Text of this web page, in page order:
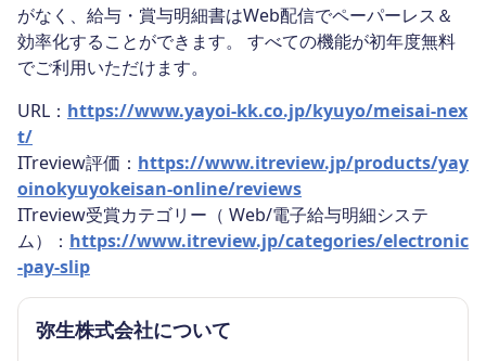
がなく、給与・賞与明細書はWeb配信でペーパーレス＆
効率化することができます。 すべての機能が初年度無料
でご利用いただけます。
URL： https://www.yayoi-kk.co.jp/kyuyo/meisai-nex
t/
ITreview評価： https://www.itreview.jp/products/yay
oinokyuyokeisan-online/reviews
ITreview受賞カテゴリー（ Web/電子給与明細システ
ム）： https://www.itreview.jp/categories/electronic
-pay-slip
弥生株式会社について